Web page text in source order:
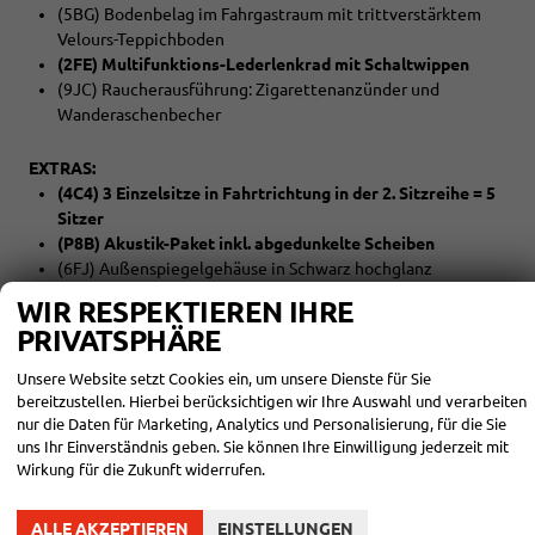
(5BG) Bodenbelag im Fahrgastraum mit trittverstärktem
Velours-Teppichboden
(2FE) Multifunktions-Lederlenkrad mit Schaltwippen
(9JC) Raucherausführung: Zigarettenanzünder und
Wanderaschenbecher
EXTRAS:
(4C4) 3 Einzelsitze in Fahrtrichtung in der 2. Sitzreihe = 5
Sitzer
(P8B) Akustik-Paket inkl. abgedunkelte Scheiben
(6FJ) Außenspiegelgehäuse in Schwarz hochglanz
(1U1) Lange Bodenschienen bis Fahrer- und Beifahrersitz
als Vorbereitung für den Multifunktionstisch/die
Mittelkonsole
(Z4D) Lichtpaket
(7UX) Radio ""Ready 2 Discover"" mit 25,4 cm (10"")
Touch-Farbdisplay inklusive ""Streaming & Internet""
(R25) Vorbereitet für VW Connect und VW Connect Plus
WIR RESPEKTIEREN IHRE
PRIVATSPHÄRE
Unsere Website setzt Cookies ein, um unsere Dienste für Sie
bereitzustellen. Hierbei berücksichtigen wir Ihre Auswahl und verarbeiten
nur die Daten für Marketing, Analytics und Personalisierung, für die Sie
uns Ihr Einverständnis geben. Sie können Ihre Einwilligung jederzeit mit
Wirkung für die Zukunft widerrufen.
ALLE AKZEPTIEREN EINSTELLUNGEN